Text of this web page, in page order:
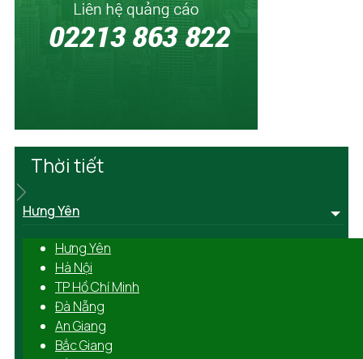
Thời tiết
Hưng Yên
Hưng Yên
Hà Nội
TP Hồ Chí Minh
Đà Nẵng
An Giang
Bắc Giang